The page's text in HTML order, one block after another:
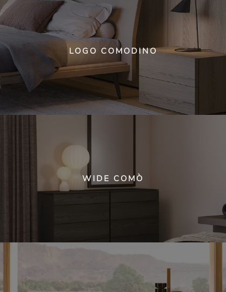
LOGO COMODINO
WIDE COMÒ